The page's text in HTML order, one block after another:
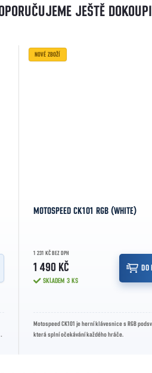
JEŠTĚ
NOVÉ ZBOŽÍ
MOTOSPEED CK101 RGB (WHITE)
1 231 KČ BEZ DPH
1 490 KČ
SKLADEM 3 KS
DO
Motospeed CK101 je herní klávesnice s RGB
která splní očekávání každého hráče.